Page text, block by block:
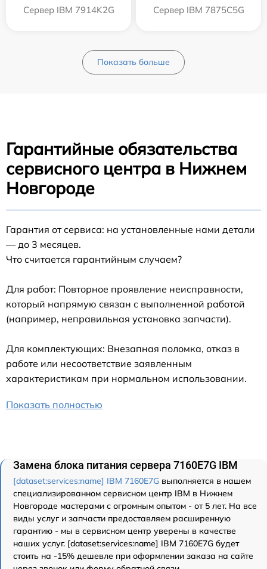
Сервер IBM 7914K2G Сервер IBM 7875C5G
Показать больше
Гарантийные обязательства
сервисного центра в Нижнем
Новгороде
Гарантия от сервиса: на установленные нами детали
— до 3 месяцев.
Что считается гарантийным случаем?
Для работ: Повторное проявление неисправности,
который напрямую связан с выполненной работой
(например, неправильная установка запчасти).
Для комплектующих: Внезапная поломка, отказ в
работе или несоответствие заявленным
характеристикам при нормальном использовании.
Показать полностью
Замена блока питания сервера 7160E7G IBM
[dataset:services:name] IBM 7160E7G выполняется в нашем
специализированном сервисном центр IBM в Нижнем
Новгороде мастерами с огромным опытом - от 5 лет. На все
виды услуг и запчасти предоставляем расширенную
гарантию - мы в сервисном центр уверены в качестве
наших услуг. [dataset:services:name] IBM 7160E7G будет
стоить на -15% дешевле при оформлении заказа на сайте